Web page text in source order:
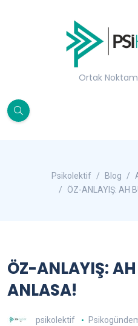
Ortak
Psikolektif Blog
ÖZ-ANLAYIŞ: AH
ÖZ-ANLAYIŞ:
ANLASA!
psikolektif